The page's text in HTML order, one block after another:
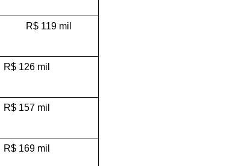
R$ 119 mil
R$ 126 mil
R$ 157 mil
R$ 169 mil